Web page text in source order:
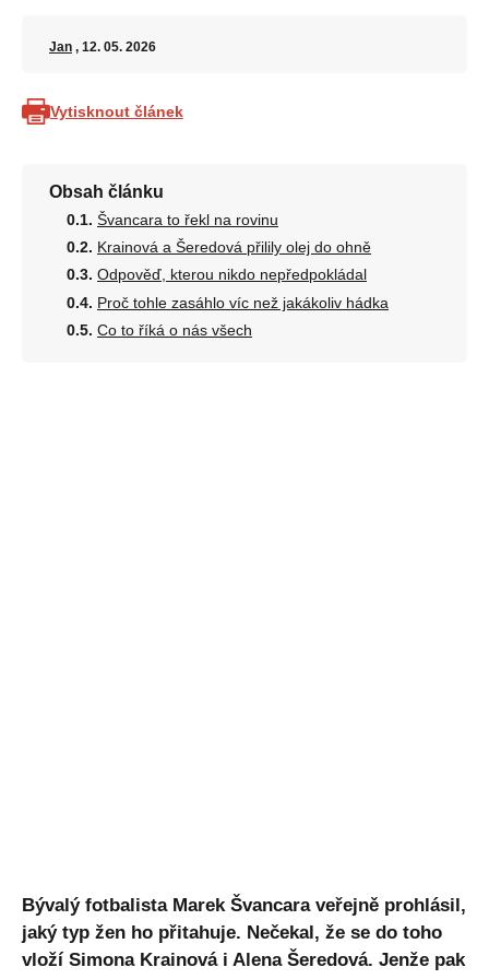
Jan , 12. 05. 2026
Vytisknout článek
Obsah článku
Švancara to řekl na rovinu
Krainová a Šeredová přilily olej do ohně
Odpověď, kterou nikdo nepředpokládal
Proč tohle zasáhlo víc než jakákoliv hádka
Co to říká o nás všech
Bývalý fotbalista Marek Švancara veřejně prohlásil,
jaký typ žen ho přitahuje. Nečekal, že se do toho
vloží Simona Krainová i Alena Šeredová. Jenže pak